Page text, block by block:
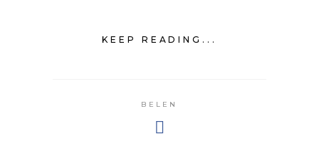
KEEP READING...
BELEN